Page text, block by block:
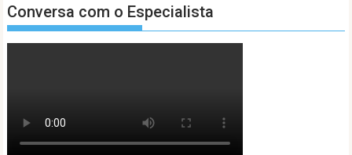
Conversa com o Especialista